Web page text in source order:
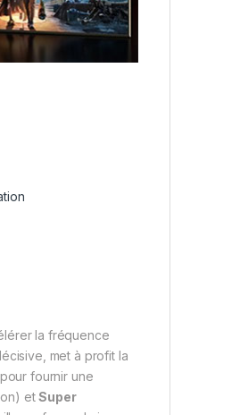
la fréquence
met à profit la
pour fournir une
etSuper